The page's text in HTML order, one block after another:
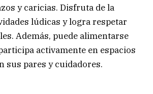
y caricias. Disfruta de la
lúdicas y logra respetar
Además, puede alimentarse
activamente en espacios
sus pares y cuidadores.